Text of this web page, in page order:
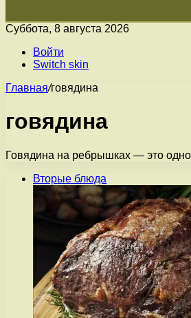
Суббота, 8 августа 2026
Войти
Switch skin
Главная/говядина
говядина
Говядина на ребрышках — это
Вторые блюда